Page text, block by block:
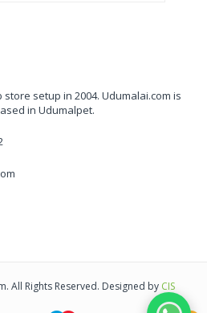
setup in 2004. Udumalai.com is
in Udumalpet.
All Rights Reserved. Designed by CIS